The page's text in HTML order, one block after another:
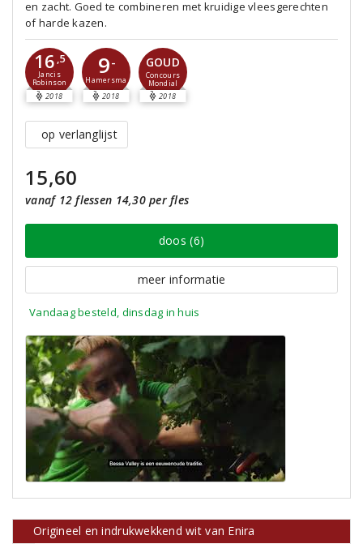
en zacht. Goed te combineren met kruidige vleesgerechten
of harde kazen.
16 ,5
Jancis
Robinson
2018
9-
Hamersma
2018
GOUD
Concours
Mondial
2018
op verlanglijst
15,60
vanaf 12 flessen 14,30 per fles
doos (6)
meer informatie
Vandaag besteld, dinsdag in huis
Origineel en indrukwekkend wit van Enira